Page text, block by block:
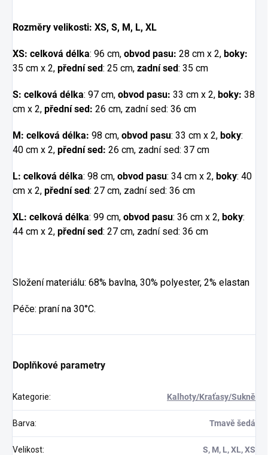
Rozměry velikosti: XS, S, M, L, XL
XS: celková délka: 96 cm, obvod pasu: 28 cm x 2, boky:
35 cm x 2, přední sed: 25 cm, zadní sed: 35 cm
S: celková délka: 97 cm, obvod pasu: 33 cm x 2, boky: 38
cm x 2, přední sed: 26 cm, zadní sed: 36 cm
M: celková délka: 98 cm, obvod pasu: 33 cm x 2, boky:
40 cm x 2, přední sed: 26 cm, zadní sed: 37 cm
L: celková délka: 98 cm, obvod pasu: 34 cm x 2, boky: 40
cm x 2, přední sed: 27 cm, zadní sed: 36 cm
XL: celková délka: 99 cm, obvod pasu: 36 cm x 2, boky:
44 cm x 2, přední sed: 27 cm, zadní sed: 36 cm
Složení materiálu: 68% bavlna, 30% polyester, 2% elastan
Péče: praní na 30°C.
Doplňkové parametry
Kategorie: Kalhoty/Kraťasy/Sukně
Barva: Tmavě šedá
Velikost: S, M, L, XL, XS